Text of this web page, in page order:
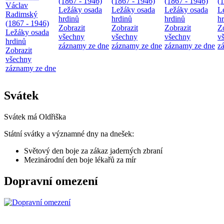
Václav
Radimský
(1867 - 1946)
Ležáky osada
hrdinů
Zobrazit
všechny
záznamy ze dne
Ležáky osada
hrdinů
Zobrazit
všechny
záznamy ze dne
Ležáky osada
hrdinů
Zobrazit
všechny
záznamy ze dne
Ležáky osada
hrdinů
Zobrazit
všechny
záznamy ze dne
Svátek
Svátek má Oldřiška
Státní svátky a významné dny na dnešek:
Světový den boje za zákaz jaderných zbraní
Mezinárodní den boje lékařů za mír
Dopravní omezení